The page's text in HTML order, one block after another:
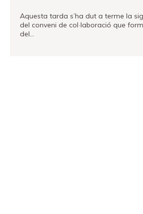
Aquesta tarda s’ha dut a terme la
del conveni de col·laboració que
del…